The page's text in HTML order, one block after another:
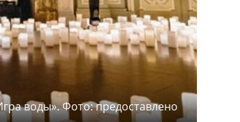
воды». Фото: предоставлено